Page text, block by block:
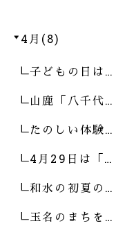
4月(8)
子どもの日は…
山鹿「八千代…
たのしい体験…
4月29日は「…
和水の初夏の…
玉名のまちを…